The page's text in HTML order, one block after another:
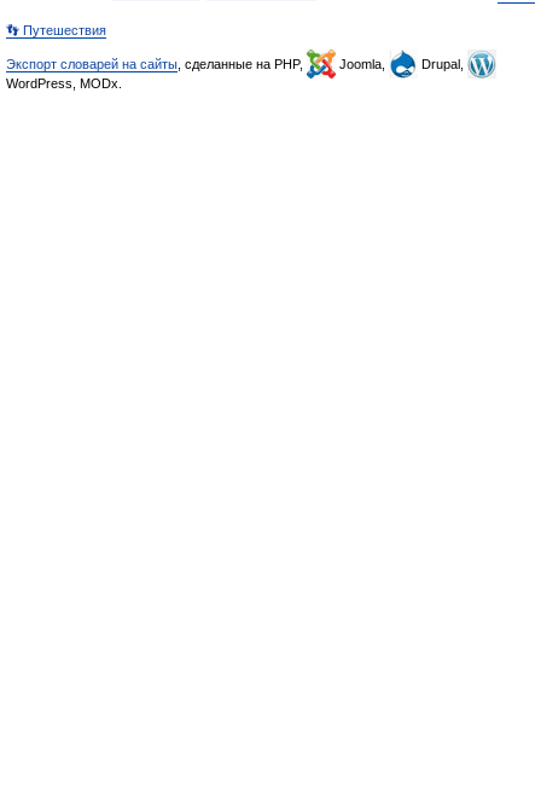
👣 Путешествия
Экспорт словарей на сайты , сделанные на PHP, Joomla,
Drupal,
WordPress, MODx.